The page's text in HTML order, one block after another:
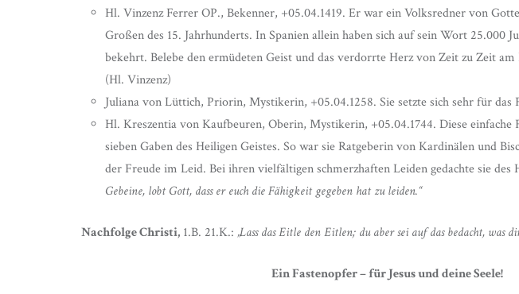
Hl. Vinzenz Ferrer OP., Bekenner, +05.04.1419. Er war ein Volksredner von
Großen des 15. Jahrhunderts. In Spanien allein haben sich auf sein Wort 25.000
bekehrt. Belebe den ermüdeten Geist und das verdorrte Herz von Zeit zu Zeit am
(Hl. Vinzenz)
Juliana von Lüttich, Priorin, Mystikerin, +05.04.1258. Sie setzte sich sehr für das
Hl. Kreszentia von Kaufbeuren, Oberin, Mystikerin, +05.04.1744. Diese
sieben Gaben des Heiligen Geistes. So war sie Ratgeberin von Kardinälen und
der Freude im Leid. Bei ihren vielfältigen schmerzhaften Leiden gedachte sie des
Gebeine, lobt Gott, dass er euch die Fähigkeit gegeben hat zu leiden.“
Nachfolge Christi, 1.B. 21.K.: „Lass das Eitle den Eitlen; du aber sei auf das bedacht, was
Ein Fastenopfer – für Jesus und deine Seele!